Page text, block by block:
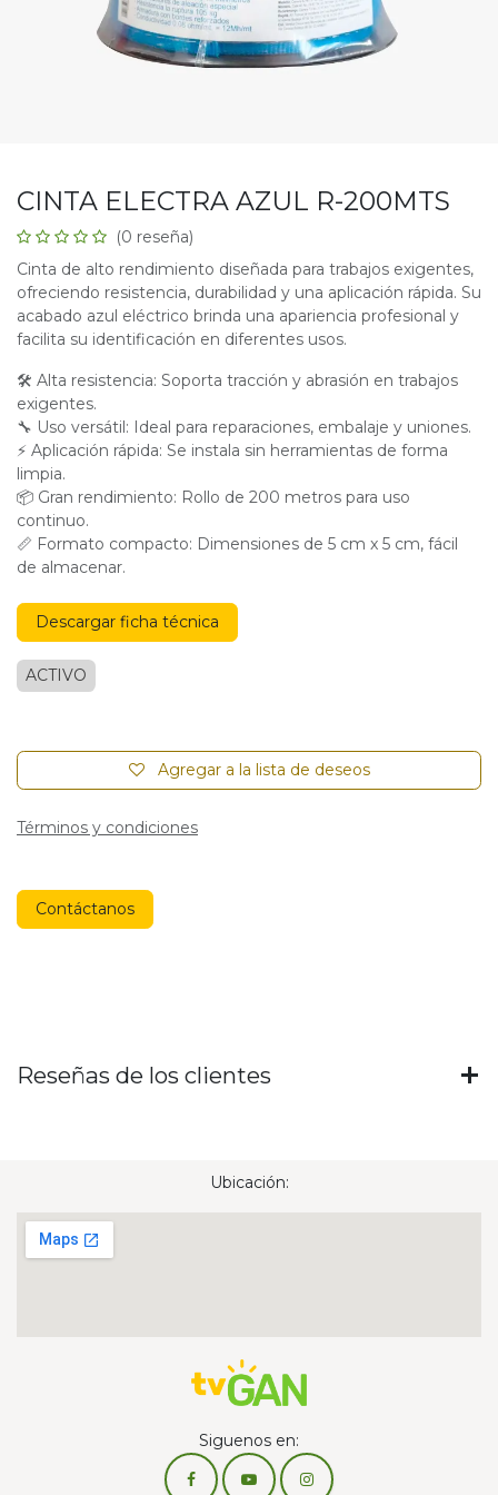
CINTA ELECTRA AZUL R-200MTS
(0 reseña)
Cinta de alto rendimiento diseñada para trabajos exigentes,
ofreciendo resistencia, durabilidad y una aplicación rápida. Su
acabado azul eléctrico brinda una apariencia profesional y
facilita su identificación en diferentes usos.
🛠 Alta resistencia: Soporta tracción y abrasión en trabajos
exigentes.
🔧 Uso versátil: Ideal para reparaciones, embalaje y uniones.
⚡ Aplicación rápida: Se instala sin herramientas de forma
limpia.
📦 Gran rendimiento: Rollo de 200 metros para uso
continuo.
📏 Formato compacto: Dimensiones de 5 cm x 5 cm, fácil
de almacenar.
Descargar ficha técnica
ACTIVO
Agregar a la lista de deseos
Términos y condiciones
Contáctanos
Reseñas de los clientes
Ubicación:
Siguenos en: